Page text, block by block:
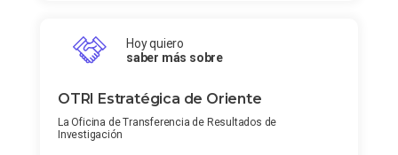
Hoy quiero
saber más sobre
OTRI Estratégica de Oriente
La Oficina de Transferencia de Resultados de
Investigación